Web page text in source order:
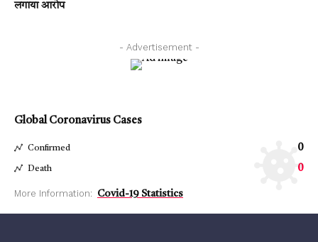
लगाया आरोप
- Advertisement -
Global Coronavirus Cases
Confirmed 0
Death 0
More Information: Covid-19 Statistics